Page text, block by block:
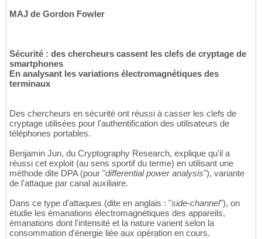
MAJ de Gordon Fowler
Sécurité : des chercheurs cassent les clefs de cryptage de
smartphones
En analysant les variations électromagnétiques des
terminaux
Des chercheurs en sécurité ont réussi à casser les clefs de
cryptage utilisées pour l'authentification des utilisateurs de
téléphones portables.
Benjamin Jun, du Cryptography Research, explique qu'il a
réussi cet exploit (au sens sportif du terme) en utilisant une
méthode dite DPA (pour "differential power analysis"), variante
de l'attaque par canal auxiliaire.
Dans ce type d'attaques (dite en anglais : "side-channel"), on
étudie les émanations électromagnétiques des appareils,
émanations dont l'intensité et la nature varient selon la
consommation d'énergie liée aux opération en cours.